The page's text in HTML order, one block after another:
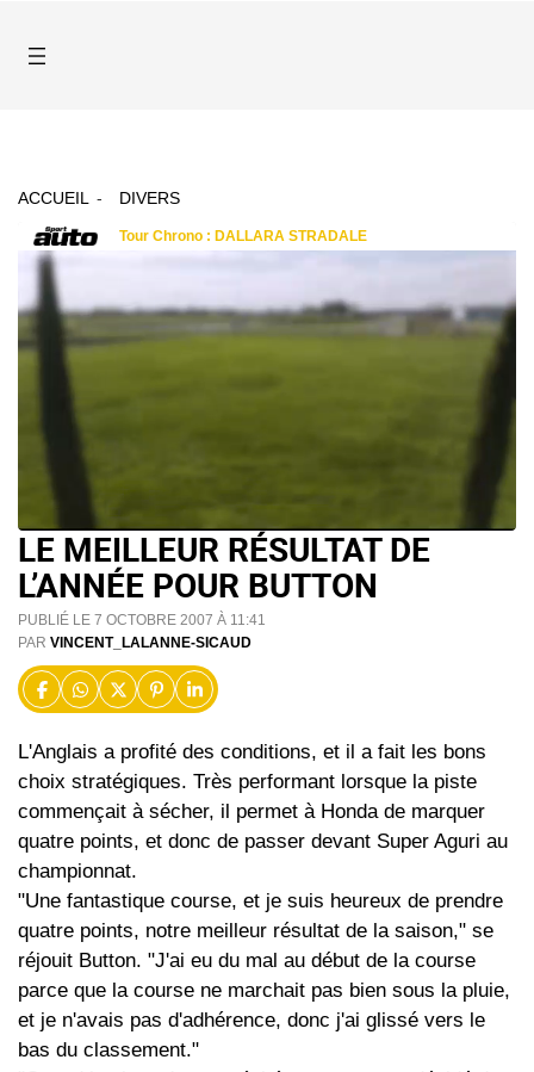
ACCUEIL DIVERS
LE MEILLEUR RÉSULTAT DE
L’ANNÉE POUR BUTTON
PUBLIÉ LE 7 OCTOBRE 2007 À 11:41
PAR VINCENT_LALANNE-SICAUD
L'Anglais a profité des conditions, et il a fait les bons
choix stratégiques. Très performant lorsque la piste
commençait à sécher, il permet à Honda de marquer
quatre points, et donc de passer devant Super Aguri au
championnat.
"Une fantastique course, et je suis heureux de prendre
quatre points, notre meilleur résultat de la saison," se
réjouit Button. "J'ai eu du mal au début de la course
parce que la course ne marchait pas bien sous la pluie,
et je n'avais pas d'adhérence, donc j'ai glissé vers le
bas du classement."